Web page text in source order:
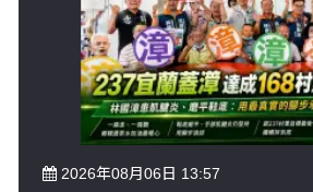
2026年08月06日 13:57